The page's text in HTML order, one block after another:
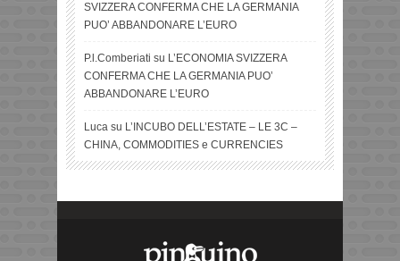
SVIZZERA CONFERMA CHE LA GERMANIA
PUO’ ABBANDONARE L’EURO
P.l.Comberiati su L’ECONOMIA SVIZZERA
CONFERMA CHE LA GERMANIA PUO’
ABBANDONARE L’EURO
Luca su L’INCUBO DELL’ESTATE – LE 3C –
CHINA, COMMODITIES e CURRENCIES